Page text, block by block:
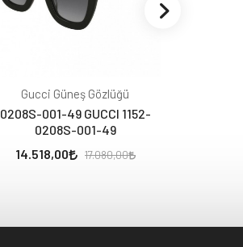
Gucci Güneş Gözlüğü
0208S-001-49 GUCCI 1152-
0208S-001-49
14.518,00
17.080,00